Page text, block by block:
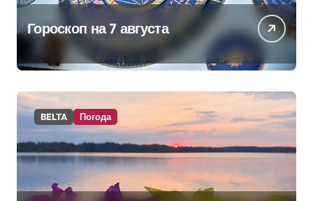
Гороскоп на 7 августа
BELTA Погода